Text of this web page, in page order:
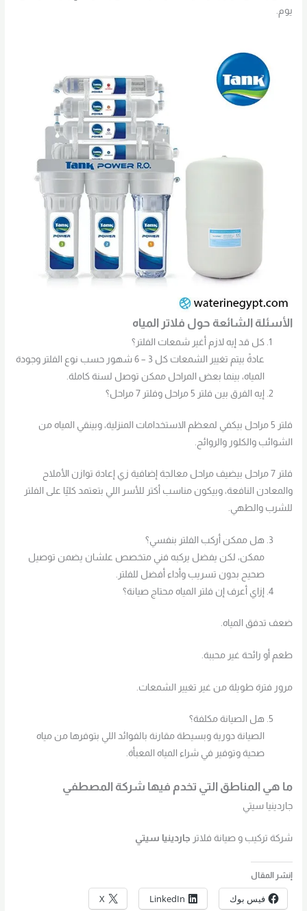
يوم.
الأسئلة الشائعة حول فلاتر المياه
كل قد إيه لازم أغير شمعات الفلتر؟
عادةً بيتم تغيير الشمعات كل 3 – 6 شهور حسب نوع الفلتر وجودة
المياه، بينما بعض المراحل ممكن توصل لسنة كاملة.
إيه الفرق بين فلتر 5 مراحل وفلتر 7 مراحل؟
فلتر 5 مراحل بيكفي لمعظم الاستخدامات المنزلية، وبينقي المياه من
الشوائب والكلور والروائح.
فلتر 7 مراحل بيضيف مراحل معالجة إضافية زي إعادة توازن الأملاح
والمعادن النافعة، وبيكون مناسب أكتر للأسر اللي بتعتمد كليًا على الفلتر
للشرب والطهي.
هل ممكن أركب الفلتر بنفسي؟
ممكن، لكن يفضل يركبه فني متخصص علشان يضمن توصيل
صحيح بدون تسريب وأداء أفضل للفلتر.
إزاي أعرف إن فلتر المياه محتاج صيانة؟
ضعف تدفق المياه.
طعم أو رائحة غير محببة.
مرور فترة طويلة من غير تغيير الشمعات.
هل الصيانة مكلفة؟
الصيانة دورية وبسيطة مقارنة بالفوائد اللي بتوفرها من مياه
صحية وتوفير في شراء المياه المعبأة.
ما هي المناطق التي تخدم فيها شركة المصطفي
جاردينيا سيتي
شركة تركيب و صيانة فلاتر جاردينيا سيتي
إنشر المقال
فيس بوك LinkedIn
X